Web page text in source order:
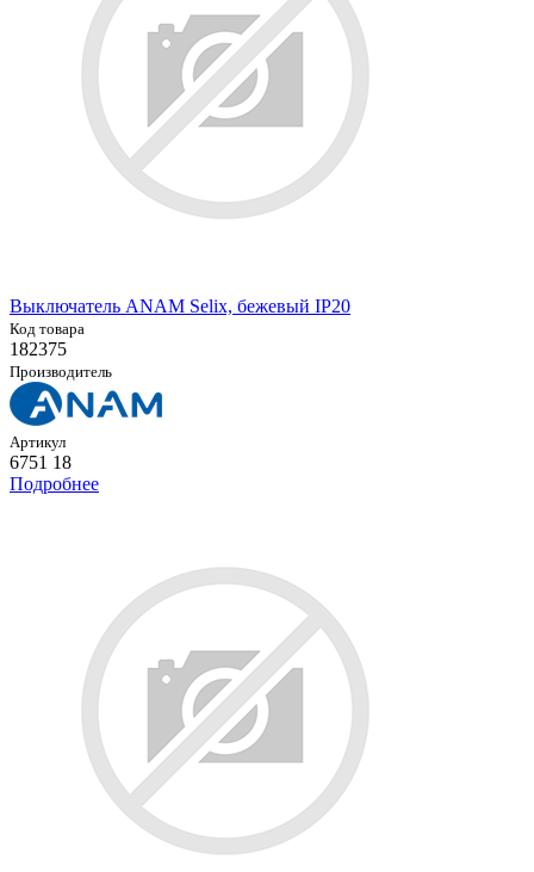
Выключатель ANAM Selix, бежевый IP20
Код товара
182375
Производитель
Артикул
6751 18
Подробнее